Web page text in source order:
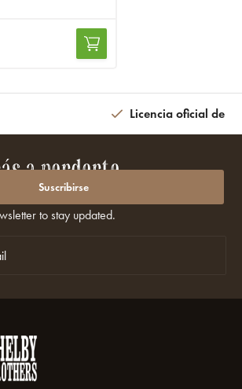
Licencia oficial de
a perderte
ni descuentos?
to stay updated.
Suscribirse